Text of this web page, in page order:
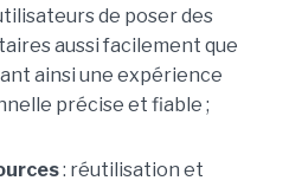
de poser des
aussi facilement que
ainsi une expérience
précise et fiable ;
: réutilisation et